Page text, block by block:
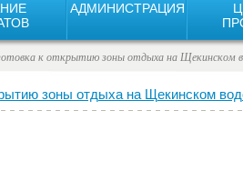
АДМИНИСТРАЦИЯ
к открытию зоны отдыха на Щекинском
зоны отдыха на Щекинском